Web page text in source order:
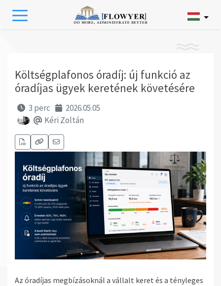
Költségplafonos óradíj: új funkció az
óradíjas ügyek keretének követésére
3 perc
2026.05.05
Kéri Zoltán
Az óradíjas megbízásoknál a vállalt keret és a tényleges